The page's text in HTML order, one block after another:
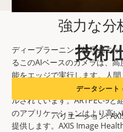
強力な分
ディープラーニング処理ユニ
るこのAIベースのカメラは、
能をエッジで実行します。人
AXIS Object
ルされています。ARTPEC-9と
のアプリケーションはより高
提供します。AXIS Image
技術
データシート
バリエーション: